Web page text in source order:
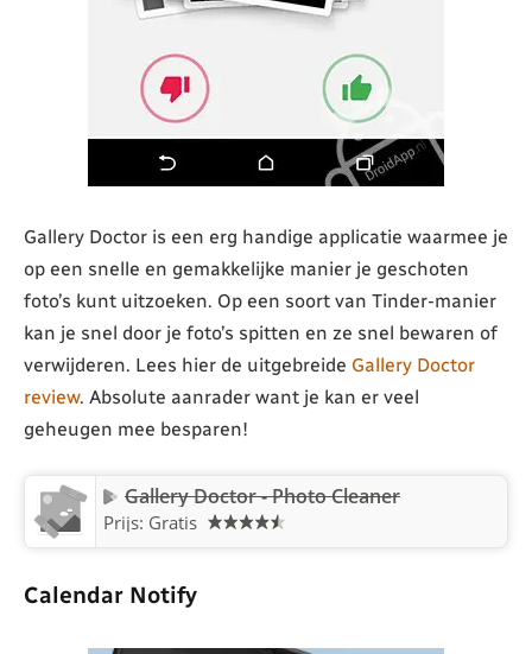
Gallery Doctor is een erg handige applicatie waarmee je
op een snelle en gemakkelijke manier je geschoten
foto’s kunt uitzoeken. Op een soort van Tinder-manier
kan je snel door je foto’s spitten en ze snel bewaren of
verwijderen. Lees hier de uitgebreide Gallery Doctor
review. Absolute aanrader want je kan er veel
geheugen mee besparen!
Gallery Doctor - Photo Cleaner
Prijs: Gratis
Calendar Notify